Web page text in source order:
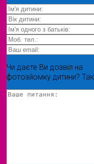
Чи даєте Ви дозвіл на
фотозйомку дитини? Так